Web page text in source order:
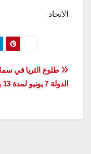
الاتحاد
تصفّح
المقالات
طلوع الثريا في
الدولة 7 يونيو لمدة 13 يوماً